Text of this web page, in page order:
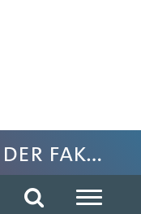
Schwarzes Brett der Fakultät für Rechtswissenschaft